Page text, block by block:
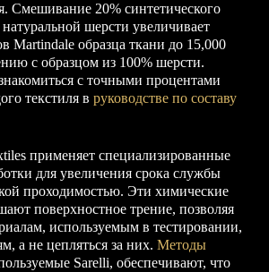
Смешивание 20% синтетического
шерсти увеличивает
Martindale образца ткани до 15,000
с образцом из 100% шерсти.
с точными процентами
текстиля вруководстве по составу
применяет специализированные
для увеличения срока службы
проходимостью. Эти химические
поверхностное трение, позволяя
используемым в тестировании,
а не цепляться за них.Методы
Sarelli, обеспечивают, что